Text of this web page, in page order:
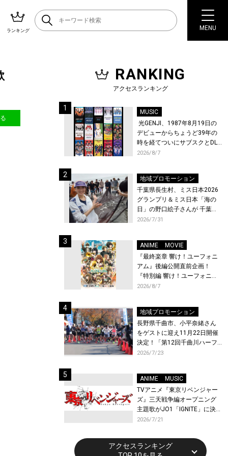
ランキング MENU
RANKING
アクセスランキング
MUSIC
光GENJI、1987年8月19日の
デビューからちょうど39年の
時を経てついにサブスクとDL
配信が解禁！
2026/8/7
地域プロモーション
千葉県長生村、ミス日本2026
グランプリ＆ミス日本「海の
日」の野口絵子さんが 千葉県
唯一の村・長生村で地引網を
2026/7/31
ANIME
MOVIE
『最終楽章 響け！ユーフォニ
アム』後編公開直前企画！
『特別編 響け！ユーフォニア
ム〜アンサンブルコンテス
映が決定！
2026/8/7
地域プロモーション
長野県千曲市、小平奈緒さん
をゲストに迎え11月22日開催
決定！「第12回千曲川ハーフ
マラソン」エントリー受付開
2026/7/23
ANIME
MUSIC
TVアニメ『東京リベンジャー
ズ』三天戦争編オープニング
主題歌がJO1「IGNITE」に決
定！メンバー全員から喜びと
トが到着！9月に東京・大阪で
先行上映会を開催！
2026/7/21
アクセスランキング